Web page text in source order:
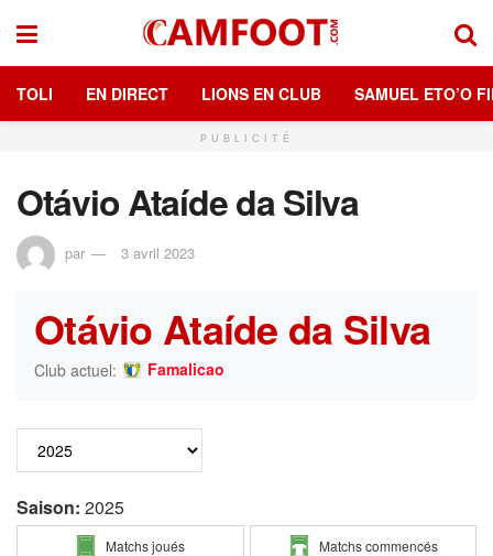
TOLI EN DIRECT LIONS EN CLUB SAMUEL ETO’O
PUBLICITÉ
Otávio Ataíde da Silva
par 3 avril 2023
Otávio Ataíde da Silva
Club actuel: Famalicao
Saison: 2025
Matchs joués Matchs commencés